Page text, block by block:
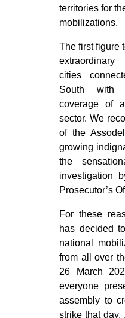
territories for
mobilizations.
The first figure
cities
South with
coverage of
sector. We
of the
growing
the
investigation
Prosecutor’s
For these
has decided
national
from all over
26 March
everyone
assembly to
strike that